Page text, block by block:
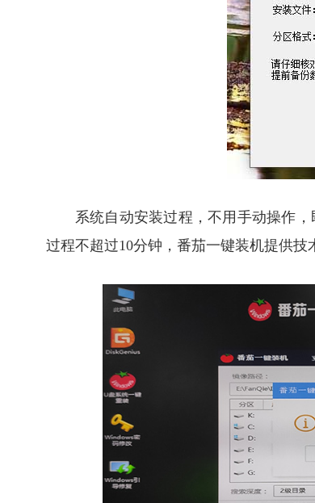
系统自动安装过程，不用手动操作
过程不超过10分钟，番茄一键装机提供技